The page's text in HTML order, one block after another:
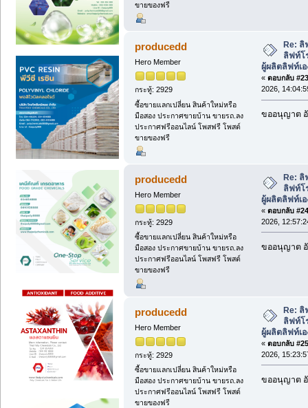
ขายของฟรี
producedd
Hero Member
กระทู้: 2929
ซื้อขายแลกเปลี่ยน สินค้าใหม่หรือ
มือสอง ประกาศขายบ้าน ขายรถ.ลง
ประกาศฟรีออนไลน์ โพสฟรี โพสต์
ขายของฟรี
Re:
ลิฟท์โ
ผู้ผลิตลิฟท์เ
« ตอบกลับ
2026,
ขออนุญาต
producedd
Hero Member
กระทู้: 2929
ซื้อขายแลกเปลี่ยน สินค้าใหม่หรือ
มือสอง ประกาศขายบ้าน ขายรถ.ลง
ประกาศฟรีออนไลน์ โพสฟรี โพสต์
ขายของฟรี
Re:
ลิฟท์โ
ผู้ผลิตลิฟท์เ
« ตอบกลับ
2026,
ขออนุญาต
producedd
Hero Member
กระทู้: 2929
ซื้อขายแลกเปลี่ยน สินค้าใหม่หรือ
มือสอง ประกาศขายบ้าน ขายรถ.ลง
ประกาศฟรีออนไลน์ โพสฟรี โพสต์
ขายของฟรี
Re: ลิ
ลิฟท์โ
ผู้ผลิตลิฟท์เ
« ตอบกลับ
2026,
ขออนุญาต